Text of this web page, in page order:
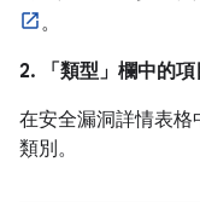
。
2. 「類型」 欄中的項
在安全漏洞詳情表格
類別。